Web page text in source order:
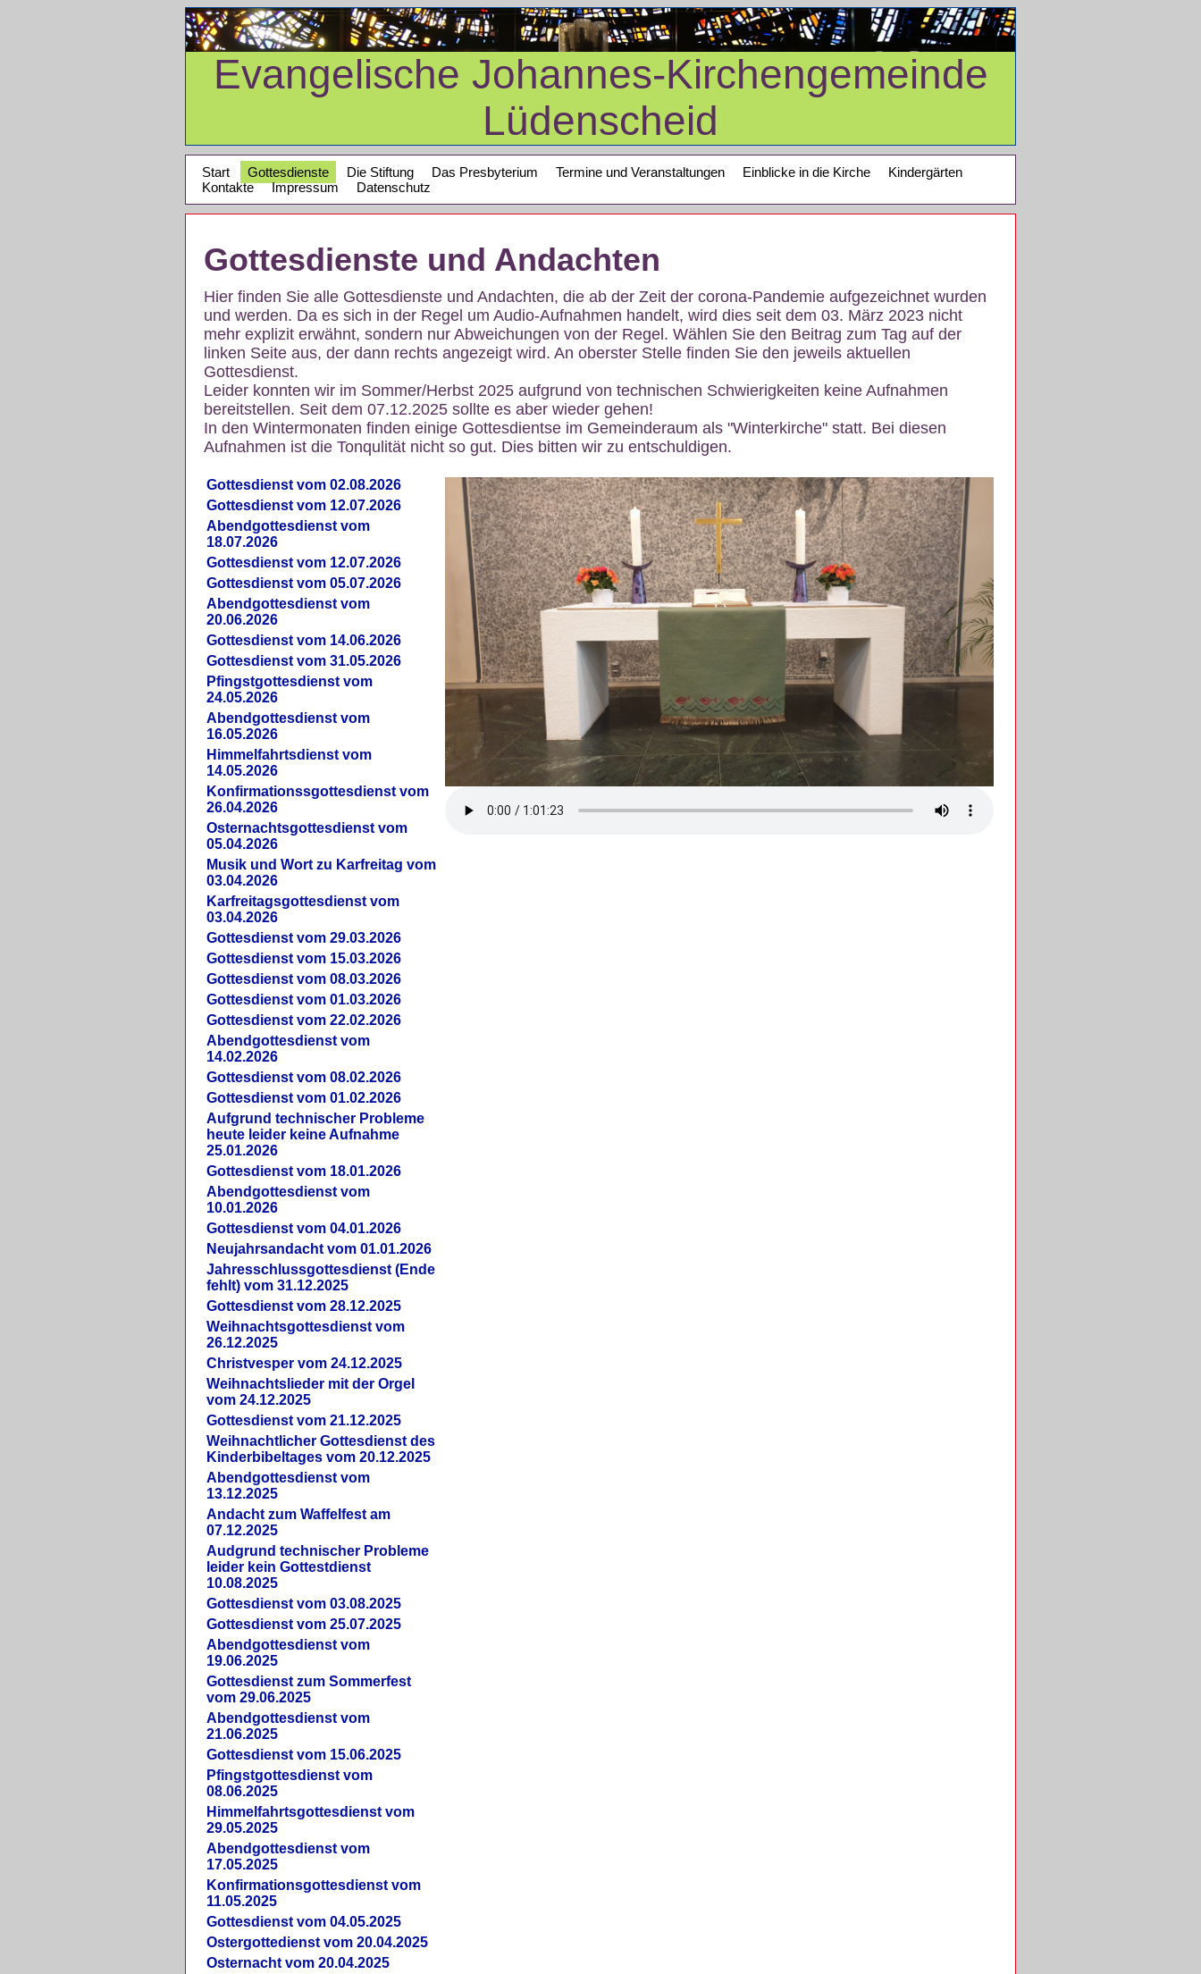
Evangelische Johannes-Kirchengemeinde
Lüdenscheid
Start Gottesdienste Die Stiftung Das Presbyterium Termine und Veranstaltungen Einblicke in die Kirche
Kindergärten
Kontakte
Impressum Datenschutz
Gottesdienste und Andachten
Hier finden Sie alle Gottesdienste und Andachten, die ab der Zeit der corona-Pandemie aufgezeichnet wurden
und werden. Da es sich in der Regel um Audio-Aufnahmen handelt, wird dies seit dem 03. März 2023 nicht
mehr explizit erwähnt, sondern nur Abweichungen von der Regel. Wählen Sie den Beitrag zum Tag auf der
linken Seite aus, der dann rechts angezeigt wird. An oberster Stelle finden Sie den jeweils aktuellen
Gottesdienst.
Leider konnten wir im Sommer/Herbst 2025 aufgrund von technischen Schwierigkeiten keine Aufnahmen
bereitstellen. Seit dem 07.12.2025 sollte es aber wieder gehen!
In den Wintermonaten finden einige Gottesdientse im Gemeinderaum als "Winterkirche" statt. Bei diesen
Aufnahmen ist die Tonqulität nicht so gut. Dies bitten wir zu entschuldigen.
Gottesdienst vom 02.08.2026
Gottesdienst vom 12.07.2026
Abendgottesdienst vom
18.07.2026
Gottesdienst vom 12.07.2026
Gottesdienst vom 05.07.2026
Abendgottesdienst vom
20.06.2026
Gottesdienst vom 14.06.2026
Gottesdienst vom 31.05.2026
Pfingstgottesdienst vom
24.05.2026
Abendgottesdienst vom
16.05.2026
Himmelfahrtsdienst vom
14.05.2026
Konfirmationssgottesdienst vom
26.04.2026
Osternachtsgottesdienst vom
05.04.2026
Musik und Wort zu Karfreitag vom
03.04.2026
Karfreitagsgottesdienst vom
03.04.2026
Gottesdienst vom 29.03.2026
Gottesdienst vom 15.03.2026
Gottesdienst vom 08.03.2026
Gottesdienst vom 01.03.2026
Gottesdienst vom 22.02.2026
Abendgottesdienst vom
14.02.2026
Gottesdienst vom 08.02.2026
Gottesdienst vom 01.02.2026
Aufgrund technischer Probleme
heute leider keine Aufnahme
25.01.2026
Gottesdienst vom 18.01.2026
Abendgottesdienst vom
10.01.2026
Gottesdienst vom 04.01.2026
Neujahrsandacht vom 01.01.2026
Jahresschlussgottesdienst (Ende
fehlt) vom 31.12.2025
Gottesdienst vom 28.12.2025
Weihnachtsgottesdienst vom
26.12.2025
Christvesper vom 24.12.2025
Weihnachtslieder mit der Orgel
vom 24.12.2025
Gottesdienst vom 21.12.2025
Weihnachtlicher Gottesdienst des
Kinderbibeltages vom 20.12.2025
Abendgottesdienst vom
13.12.2025
Andacht zum Waffelfest am
07.12.2025
Audgrund technischer Probleme
leider kein Gottestdienst
10.08.2025
Gottesdienst vom 03.08.2025
Gottesdienst vom 25.07.2025
Abendgottesdienst vom
19.06.2025
Gottesdienst zum Sommerfest
vom 29.06.2025
Abendgottesdienst vom
21.06.2025
Gottesdienst vom 15.06.2025
Pfingstgottesdienst vom
08.06.2025
Himmelfahrtsgottesdienst vom
29.05.2025
Abendgottesdienst vom
17.05.2025
Konfirmationsgottesdienst vom
11.05.2025
Gottesdienst vom 04.05.2025
Ostergottedienst vom 20.04.2025
Osternacht vom 20.04.2025